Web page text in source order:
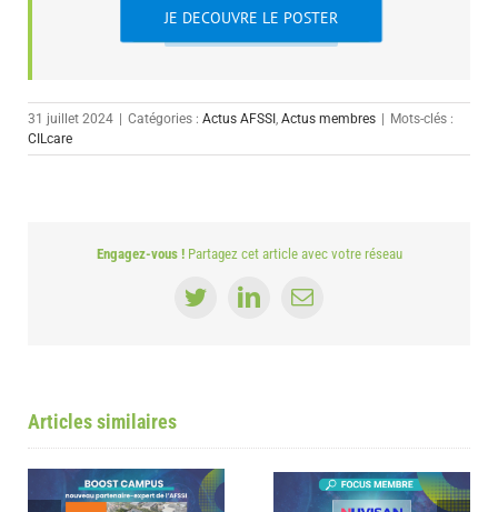
JE DECOUVRE LE POSTER
31 juillet 2024 Catégories : Actus AFSSI , Actus membres
Mots-clés :
CILcare
Engagez-vous !Partagez cet article avec votre réseau
TwitterLinkedInEmail
Articles similaires